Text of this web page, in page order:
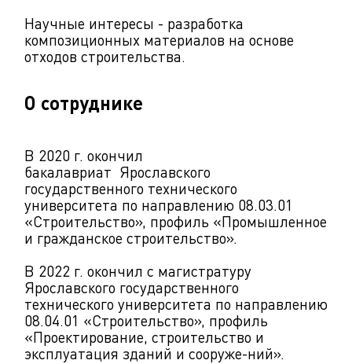
Научные интересы - разработка
композиционных материалов на основе
отходов строительства.
О сотруднике
В 2020 г. окончил
бакалавриат Ярославского
государственного технического
университета по направлению 08.03.01
«Строительство», профиль «Промышленное
и гражданское строительство».
В 2022 г. окончил с магистратуру
Ярославского государственного
технического университета по направлению
08.04.01 «Строительство», профиль
«Проектирование, строительство и
эксплуатация зданий и сооруже-ний».